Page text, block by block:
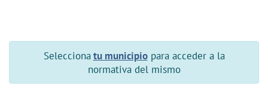
Seleccionatu municipiopara acceder a la
normativa del mismo